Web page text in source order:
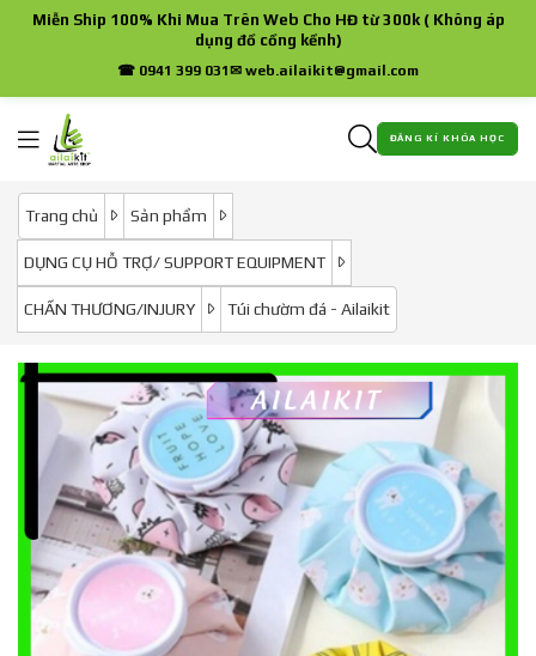
Miễn Ship 100% Khi Mua Trên Web Cho HĐ từ 300k ( Không áp
dụng đồ cồng kềnh)
☎ 0941 399 031✉ web.ailaikit@gmail.com
ĐĂNG KÍ KHÓA HỌC
Trang chủ Sản phẩm
DỤNG CỤ HỖ TRỢ/ SUPPORT EQUIPMENT
CHẤN THƯƠNG/INJURY Túi chườm đá - Ailaikit